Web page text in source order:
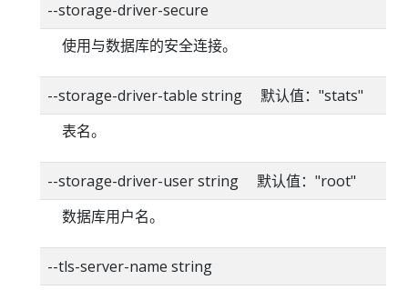
--storage-driver-secure
使用与数据库的安全连接。
--storage-driver-table string 默认值："stats"
表名。
--storage-driver-user string 默认值："root"
数据库用户名。
--tls-server-name string